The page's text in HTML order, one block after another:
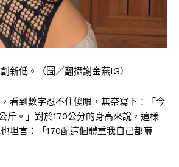
新低。（圖／翻攝謝金燕IG）
看到數字忍不住傻眼，無奈寫下：「今
斤。」對於170公分的身高來說，這樣
坦言：「170配這個體重我自己都嚇